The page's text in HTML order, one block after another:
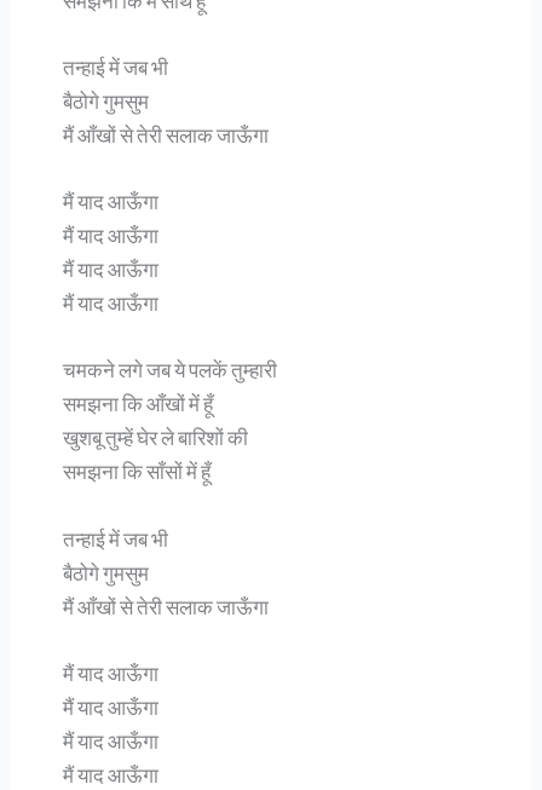
तन्हाई में जब भी
बैठोगे गुमसुम
मैं आँखों से तेरी सलाक जाऊँगा
मैं याद आऊँगा
मैं याद आऊँगा
मैं याद आऊँगा
मैं याद आऊँगा
चमकने लगे जब ये पलकें तुम्हारी
समझना कि आँखों में हूँ
खुशबू तुम्हें घेर ले बारिशों की
समझना कि साँसों में हूँ
तन्हाई में जब भी
बैठोगे गुमसुम
मैं आँखों से तेरी सलाक जाऊँगा
मैं याद आऊँगा
मैं याद आऊँगा
मैं याद आऊँगा
मैं याद आऊँगा